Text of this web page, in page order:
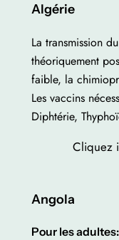
Algérie
La transmission
théoriquement
faible, la
Les vaccins
Diphtérie,
Cliquez
Angola
Pour les adultes: